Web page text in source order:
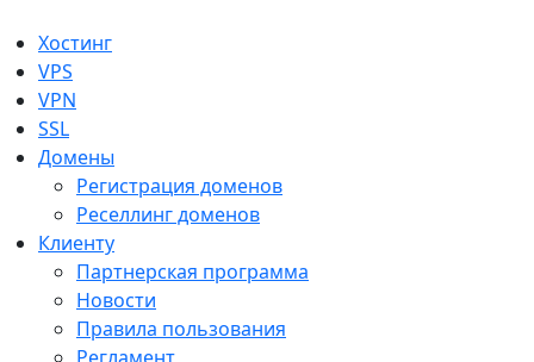
Хостинг
VPS
VPN
SSL
Домены
Регистрация доменов
Реселлинг доменов
Клиенту
Партнерская программа
Новости
Правила пользования
Регламент